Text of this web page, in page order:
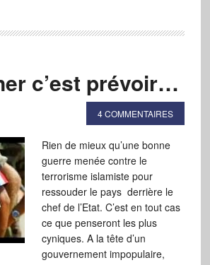
c’est prévoir…
4 COMMENTAIRES
Rien de mieux qu’une bonne
guerre menée contre le
terrorisme islamiste pour
ressouder le pays derrière le
chef de l’Etat. C’est en tout cas
ce que penseront les plus
cyniques. A la tête d’un
gouvernement impopulaire,